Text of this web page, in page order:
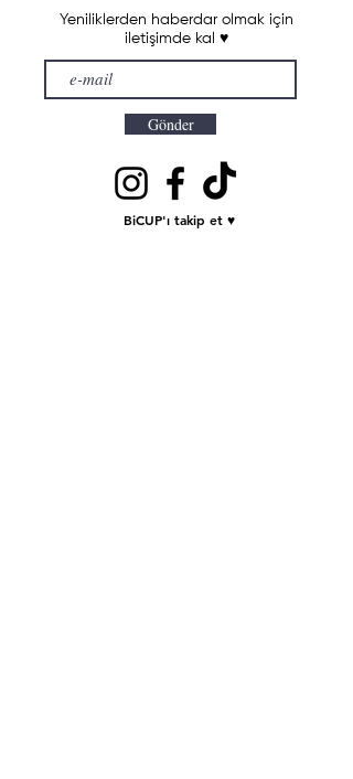
Yeniliklerden haberdar olmak için
iletişimde kal ♥
Gönder
BiCUP'ı takip et ♥